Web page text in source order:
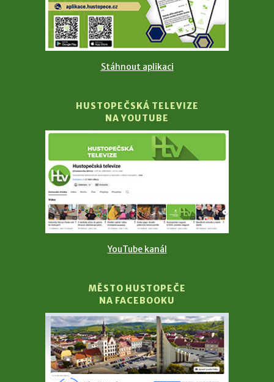
Stáhnout aplikaci
HUSTOPEČSKÁ TELEVIZE
NA YOUTUBE
YouTube kanál
MĚSTO HUSTOPEČE
NA FACEBOOKU